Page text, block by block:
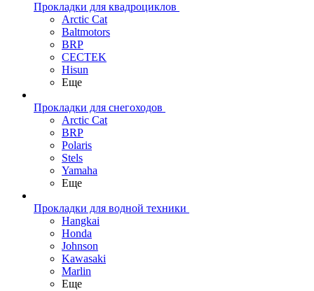
Прокладки для квадроциклов
Arctic Cat
Baltmotors
BRP
CECTEK
Hisun
Еще
Прокладки для снегоходов
Arctic Cat
BRP
Polaris
Stels
Yamaha
Еще
Прокладки для водной техники
Hangkai
Honda
Johnson
Kawasaki
Marlin
Еще